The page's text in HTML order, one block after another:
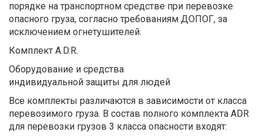
порядке на транспортном средстве при перевозке
опасного груза, согласно требованиям ДОПОГ, за
исключением огнетушителей.
Комплект A.D.R.
Оборудование и средства
индивидуальной защиты для людей
Все комплекты различаются в зависимости от класса
перевозимого груза. В состав полного комплекта ADR
для перевозки грузов 3 класса опасности входят: